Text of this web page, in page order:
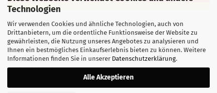
Technologien
Wir verwenden Cookies und ähnliche Technologien, auch von
Drittanbietern, um die ordentliche Funktionsweise der Website zu
gewährleisten, die Nutzung unseres Angebotes zu analysieren und
Ihnen ein bestmögliches Einkaufserlebnis bieten zu können. Weitere
Informationen finden Sie in unserer Datenschutzerklärung.
Alle Akzeptieren
ZAHLBAR VIA
Vorkasse